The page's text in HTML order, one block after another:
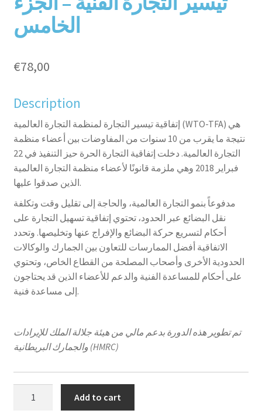
aceb
ook r in est
الخامس
€78,00
Description
إتفاقية تيسير التجارة لمنظمة التجارة العالمية (WTO-TFA) هي
نتيجة ما يقرب من 10 سنوات من المفاوضات بين أعضاء منظمة
التجارة العالمية. دخلت إتفاقية التجارة الحرة حيز التنفيذ في 22
فبراير 2018 وهي ملزمة قانونًا لأعضاء منظمة التجارة العالمية
الذين صدقوا عليها.
مدفوعاً بنمو التجارة العالمية، والحاجة إلى تقليل وقت وتكلفة
نقل البضائع عبر الحدود، تحتوي إتفاقية تسهيل التجارة على
أحكام لتسريع حركة البضائع والإفراج عنها وتخليصها. وتحدد
الاتفاقية أفضل الممارسات للتعاون بين الجمارك والوكالات
الحدودية الأخرى وأصحاب المصلحة من القطاع الخاص، وتحتوي
على أحكام للمساعدة الفنية والدعم للأعضاء الذين قد يحتاجون
إلى مساعدة فنية.
تم تطوير هذه الدورة بدعم مالي من هيئةجلالة الملك للإيرادات
والجمارك البريطانية (HMRC)
Add to cart